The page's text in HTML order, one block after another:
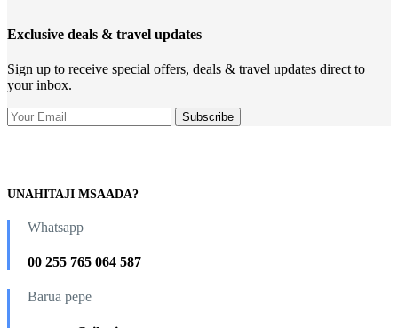
Exclusive deals & travel updates
Sign up to receive special offers, deals & travel updates direct to
your inbox.
UNAHITAJI MSAADA?
Whatsapp
00 255 765 064 587
Barua pepe